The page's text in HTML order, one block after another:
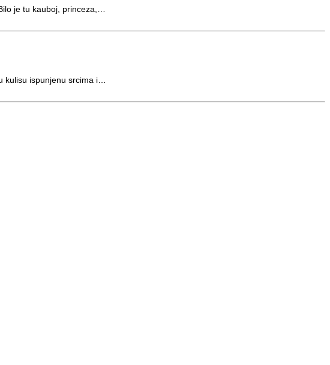
je tu kauboj, princeza,…
ispunjenu srcima i…